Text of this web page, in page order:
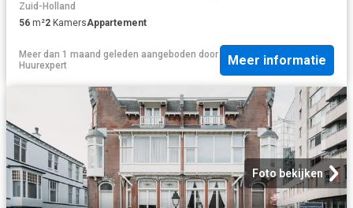
Zuid-Holland
56 m²2 KamersAppartement
Meer dan 1 maand geleden aangeboden door
Huurexpert
Meer informatie
Foto bekijken